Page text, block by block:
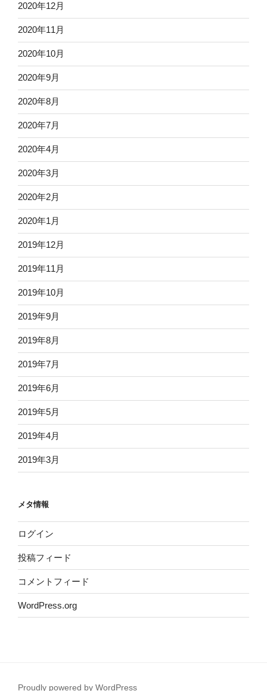
2020年12月
2020年11月
2020年10月
2020年9月
2020年8月
2020年7月
2020年4月
2020年3月
2020年2月
2020年1月
2019年12月
2019年11月
2019年10月
2019年9月
2019年8月
2019年7月
2019年6月
2019年5月
2019年4月
2019年3月
メタ情報
ログイン
投稿フィード
コメントフィード
WordPress.org
Proudly powered by WordPress